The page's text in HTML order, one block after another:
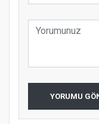
YORUMU